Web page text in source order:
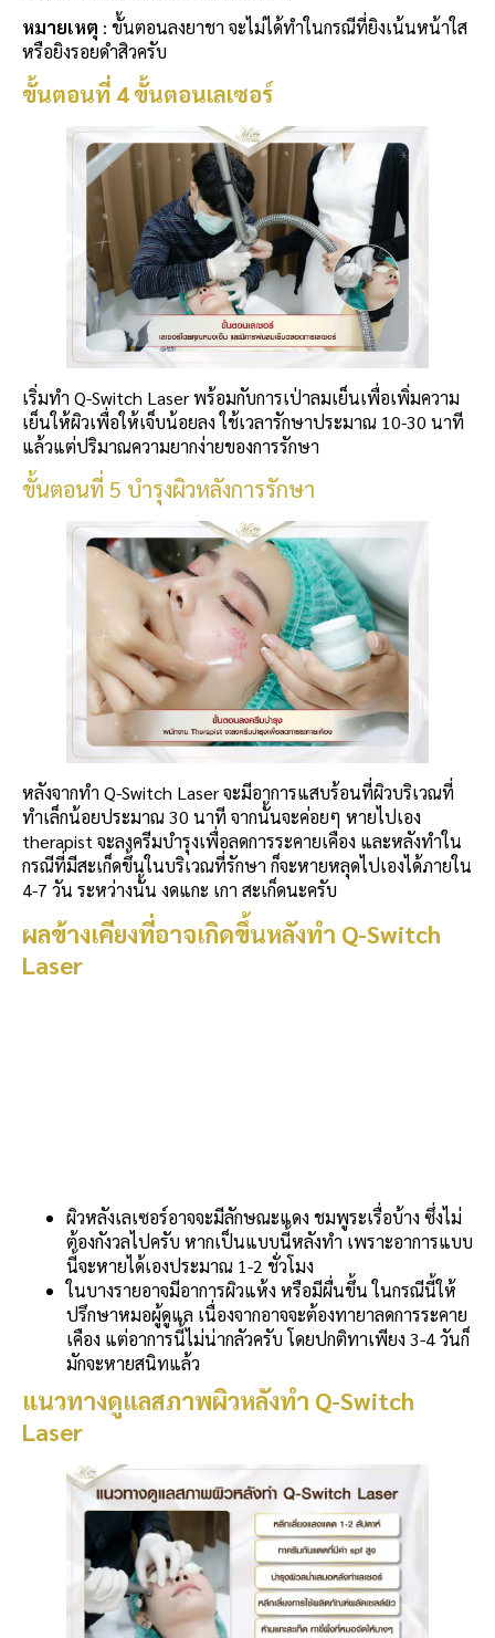
หมายเหตุ : ขั้นตอนลงยาชา จะไม่ได้ทำในกรณีที่ยิงเน้นหน้าใส
หรือยิงรอยดำสิวครับ
ขั้นตอนที่ 4 ขั้นตอนเลเซอร์
เริ่มทำ Q-Switch Laser พร้อมกับการเป่าลมเย็นเพื่อเพิ่มความ
เย็นให้ผิวเพื่อให้เจ็บน้อยลง ใช้เวลารักษาประมาณ 10-30 นาที
แล้วแต่ปริมาณความยากง่ายของการรักษา
ขั้นตอนที่ 5 บำรุงผิวหลังการรักษา
หลังจากทำ Q-Switch Laser จะมีอาการแสบร้อนที่ผิวบริเวณที่
ทำเล็กน้อยประมาณ 30 นาที จากนั้นจะค่อยๆ หายไปเอง
therapist จะลงครีมบำรุงเพื่อลดการระคายเคือง และหลังทำใน
กรณีที่มีสะเก็ดขึ้นในบริเวณที่รักษา ก็จะหายหลุดไปเองได้ภายใน
4-7 วัน ระหว่างนั้น งดแกะ เกา สะเก็ดนะครับ
ผลข้างเคียงที่อาจเกิดขึ้นหลังทำ Q-Switch
Laser
ผิวหลังเลเซอร์อาจจะมีลักษณะแดง ชมพูระเรื่อบ้าง ซึ่งไม่
ต้องกังวลไปครับ หากเป็นแบบนี้หลังทำ เพราะอาการแบบ
นี้จะหายได้เองประมาณ 1-2 ชั่วโมง
ในบางรายอาจมีอาการผิวแห้ง หรือมีผื่นขึ้น ในกรณีนี้ให้
ปรึกษาหมอผู้ดูแล เนื่องจากอาจจะต้องทายาลดการระคาย
เคือง แต่อาการนี้ไม่น่ากลัวครับ โดยปกติทาเพียง 3-4 วันก็
มักจะหายสนิทแล้ว
แนวทางดูแลสภาพผิวหลังทำ Q-Switch
Laser